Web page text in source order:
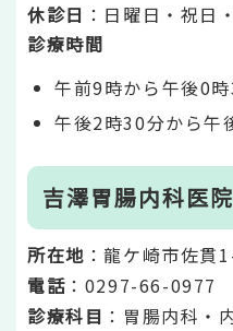
休診日 ：日曜日・祝日
診療時間
午前9時から午後0
午後2時30分から午
吉澤胃腸内科医院
所在地 ：龍ケ崎市佐貫
電話 ：0297-66-0977
診療科目 ：胃腸内科・